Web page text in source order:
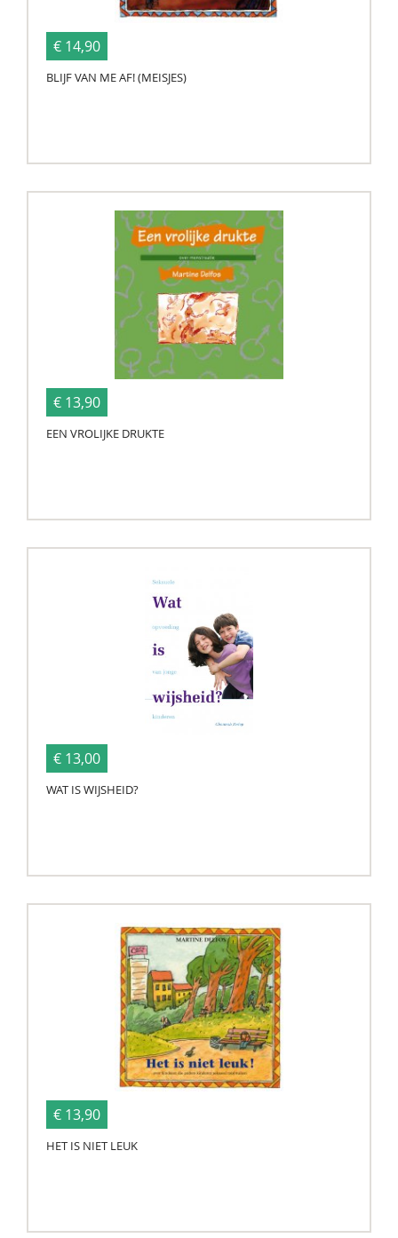
€ 14,90
BLIJF VAN ME AF! (MEISJES)
€ 13,90
EEN VROLIJKE DRUKTE
€ 13,00
WAT IS WIJSHEID?
€ 13,90
HET IS NIET LEUK